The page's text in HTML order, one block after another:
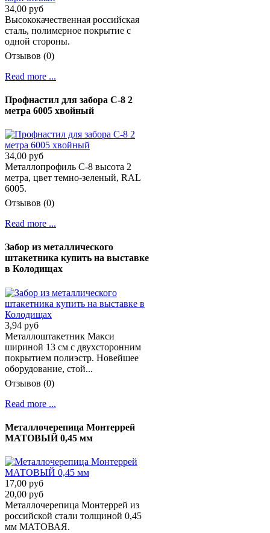
34,00 руб
Высококачественная российская
сталь, полимерное покрытие с
одной стороны.
Отзывов (0)
Read more ...
Профнастил для забора С-8 2
метра 6005 хвойный
34,00 руб
Металлопрофиль C-8 высота 2
метра, цвет темно-зеленый, RAL
6005.
Отзывов (0)
Read more ...
Забор из металлического
штакетника купить на выставке
в Колодищах
3,94 руб
Металлоштакетник Макси
шириной 13 см с двухсторонним
покрытием полиэстр. Новейшее
оборудование, стой...
Отзывов (0)
Read more ...
Металлочерепица Монтеррей
МАТОВЫЙ 0,45 мм
17,00 руб
20,00 руб
Металлочерепица Монтеррей из
российской стали толщиной 0,45
мм МАТОВАЯ.